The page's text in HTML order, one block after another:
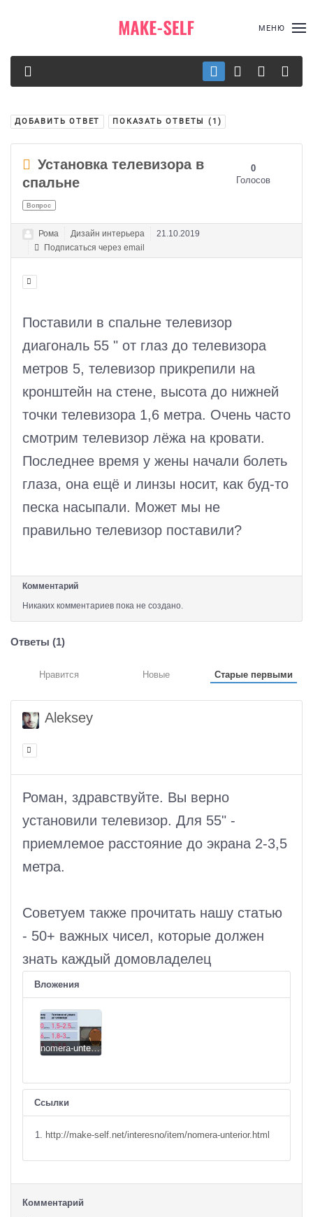
МЕНЮ
ДОБАВИТЬ ОТВЕТ ПОКАЗАТЬ ОТВЕТЫ ( 1 )
Установка телевизора в
спальне
Вопрос
0
Голосов
Рома Дизайн интерьера
21.10.2019
Подписаться через email
Поставили в спальне телевизор
диагональ 55 " от глаз до телевизора
метров 5, телевизор прикрепили на
кронштейн на стене, высота до нижней
точки телевизора 1,6 метра. Очень часто
смотрим телевизор лёжа на кровати.
Последнее время у жены начали болеть
глаза, она ещё и линзы носит, как буд-то
песка насыпали. Может мы не
правильно телевизор поставили?
Комментарий
Никаких комментариев пока не создано.
Ответы (1)
Нравится Новые Старые первыми
Aleksey
Роман, здравствуйте. Вы верно
установили телевизор. Для 55" -
приемлемое расстояние до экрана 2-3,5
метра.
Советуем также прочитать нашу статью
- 50+ важных чисел, которые должен
знать каждый домовладелец
Вложения
nomera-unterior-13.jpg
Ссылки
http://make-self.net/interesno/item/nomera-unterior.html
Комментарий